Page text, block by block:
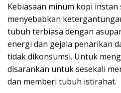
Kebiasaan minum kopi
menyebabkan
tubuh terbiasa dengan
energi dan gejala penarikan
tidak dikonsumsi. Untuk
disarankan untuk sesekali
dan memberi tubuh istirahat.